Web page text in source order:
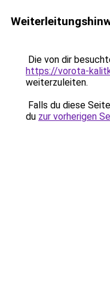
Die von dir
https://vorota-
weiterzuleiten.
Falls du diese
du zur vorherigen